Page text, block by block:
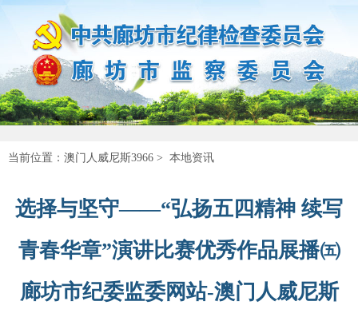
当前位置： 澳门人威尼斯3966 > 本地资讯
选择与坚守——“弘扬五四精神 续写
青春华章”演讲比赛优秀作品展播㈤
廊坊市纪委监委网站-澳门人威尼斯